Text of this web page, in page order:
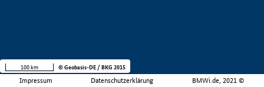
Impressum Datenschutzerklärung BMWi.de, 2021 ©
100 km © Geobasis-DE / BKG 2015